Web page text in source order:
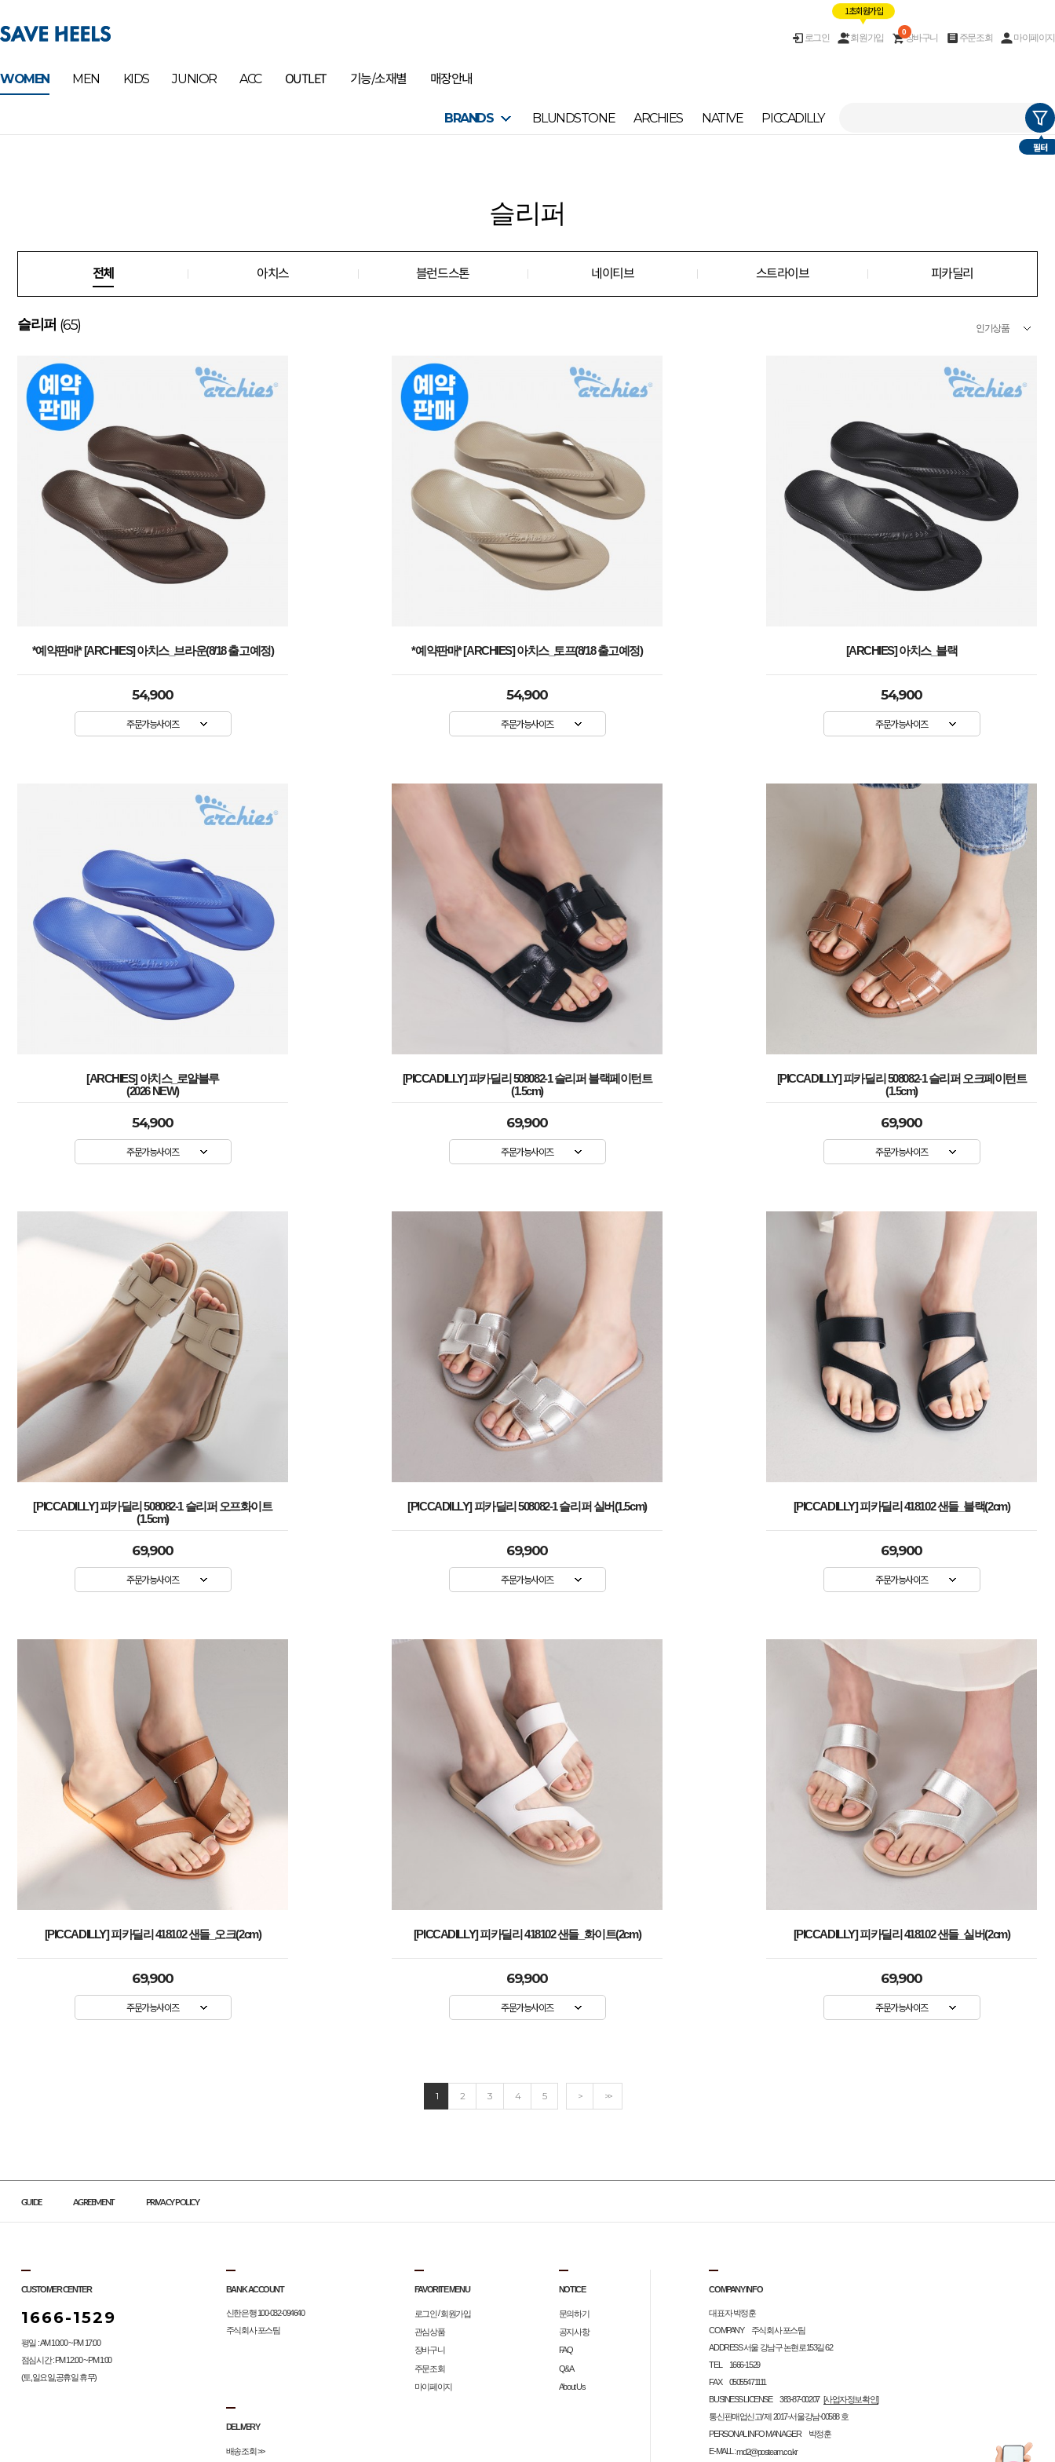
로그인 회원가입
1초 회원가입
장바구니
0
주문조회 마이페이지
WOMEN MEN KIDS JUNIOR ACC OUTLET 기능/소재별 매장안내
BRANDS BLUNDSTONE ARCHIES NATIVE PICCADILLY
필터
슬리퍼
전체 아치스 블런드스톤 네이티브 스트라이브 피카딜리
슬리퍼 (65)
*예약판매* [ARCHIES] 아치스_브라운(8/18 출고예정)
54,900
주문가능사이즈
*예약판매* [ARCHIES] 아치스_토프(8/18 출고예정)
54,900
주문가능사이즈
[ARCHIES] 아치스_블랙
54,900
주문가능사이즈
[ARCHIES] 아치스_로얄블루
(2026 NEW)
54,900
주문가능사이즈
[PICCADILLY] 피카딜리 508082-1 슬리퍼 블랙페이턴트
(1.5cm)
69,900
주문가능사이즈
[PICCADILLY] 피카딜리 508082-1 슬리퍼 오크페이턴트
(1.5cm)
69,900
주문가능사이즈
[PICCADILLY] 피카딜리 508082-1 슬리퍼 오프화이트
(1.5cm)
69,900
주문가능사이즈
[PICCADILLY] 피카딜리 508082-1 슬리퍼 실버(1.5cm)
69,900
주문가능사이즈
[PICCADILLY] 피카딜리 418102 샌들_블랙(2cm)
69,900
주문가능사이즈
[PICCADILLY] 피카딜리 418102 샌들_오크(2cm)
69,900
주문가능사이즈
[PICCADILLY] 피카딜리 418102 샌들_화이트(2cm)
69,900
주문가능사이즈
[PICCADILLY] 피카딜리 418102 샌들_실버(2cm)
69,900
주문가능사이즈
1 2 3 4 5 > >>
GUIDE AGREEMENT PRIVACY POLICY
CUSTOMER CENTER
1666-1529
평일 : AM 10:00 ~ PM 17:00
점심시간 : PM 12:00 ~ PM 1:00
(토,일요일,공휴일 휴무)
BANK ACCOUNT
신한은행 100-032-094640
주식회사 포스팀
DELIVERY
배송조회 >>
FAVORITE MENU
로그인 /회원가입
관심상품
장바구니
주문조회
마이페이지
NOTICE
문의하기
공지사항
FAQ
Q&A
About Us
COMPANY INFO
대표자 박정훈
COMPANY 주식회사 포스팀
ADDRESS 서울 강남구 논현로153길 62
TEL 1666-1529
FAX 05055471111
BUSINESS LICENSE 383-87-00207 [사업자정보확인]
통신판매업신고/ 제 2017-서울강남-00588 호
PERSONAL INFO MANAGER 박정훈
E-MALL :md2@posteam.co.kr